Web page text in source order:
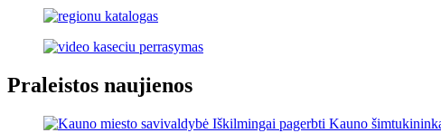
Praleistos naujienos